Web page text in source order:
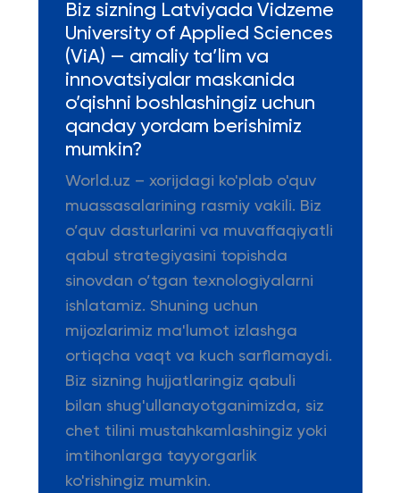
Biz sizning Latviyada Vidzeme
University of Applied Sciences
(ViA) — amaliy ta’lim va
innovatsiyalar maskanida
o’qishni boshlashingiz uchun
qanday yordam berishimiz
mumkin?
World.uz – xorijdagi ko'plab o'quv
muassasalarining rasmiy vakili. Biz
o’quv dasturlarini va muvaffaqiyatli
qabul strategiyasini topishda
sinovdan o’tgan texnologiyalarni
ishlatamiz. Shuning uchun
mijozlarimiz ma'lumot izlashga
ortiqcha vaqt va kuch sarflamaydi.
Biz sizning hujjatlaringiz qabuli
bilan shug'ullanayotganimizda, siz
chet tilini mustahkamlashingiz yoki
imtihonlarga tayyorgarlik
ko'rishingiz mumkin.